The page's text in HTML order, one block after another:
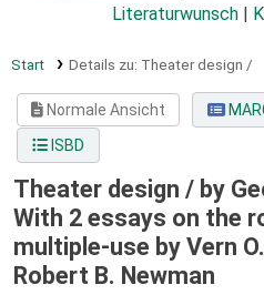
Literaturwunsch
Start Details zu: Theater design /
Normale Ansicht
ISBD
Theater design / by
With 2 essays on the
multiple-use by Vern
Robert B. Newman